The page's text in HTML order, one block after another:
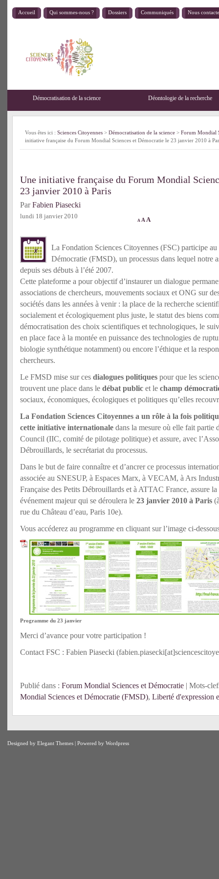
Accueil Qui sommes-nous ? Dossiers Communiqués Nous
Démocratisation de la science Déontologie de la recherche
Vous êtes ici : Sciences Citoyennes > Démocratisation de la science > Forum Mondial
initiative française du Forum Mondial Sciences et Démocratie le 23 janvier 2010 à
Une initiative française du Forum Mondial
23 janvier 2010 à Paris
ParFabien Piasecki
lundi 18 janvier 2010
A A A
La Fondation Sciences Citoyennes (FSC) participe
Démocratie (FMSD), un processus dans lequel notre
depuis ses débuts à l’été 2007.
Cette plateforme a pour objectif d’instaurer un dialogue
associations de chercheurs, mouvements sociaux et ONG sur
sociétés dans les années à venir : la place de la recherche
socialement et écologiquement plus juste, le statut des biens
démocratisation des choix scientifiques et technologiques, le
en place face à la montée en puissance des technologies de
biologie synthétique notamment) ou encore l’éthique et la
chercheurs.
Le FMSD mise sur ces dialogues politiques pour que les
trouvent une place dans le débat public et le champ
sociaux, économiques, écologiques et politiques qu’elles
La Fondation Sciences Citoyennes a un rôle à la fois
cette initiative internationale dans la mesure où elle fait partie
Council (IIC, comité de pilotage politique) et assure, avec
Débrouillards, le secrétariat du processus.
Dans le but de faire connaître et d’ancrer ce processus
associée au SNESUP, à Espaces Marx, à VECAM, à Ars
Française des Petits Débrouillards et à ATTAC France, assure
événement majeur qui se déroulera le 23 janvier 2010 à Paris
rue du Château d’eau, Paris 10e).
Vous accéderez au programme en cliquant sur l’image ci-
Programme du 23 janvier
Merci d’avance pour votre participation !
Contact FSC : Fabien Piasecki
Publié dans : Forum Mondial Sciences et Démocratie | Mots-
Mondial Sciences et Démocratie (FMSD), Liberté d'expression
Designed by Elegant Themes | Powered by Wordpress